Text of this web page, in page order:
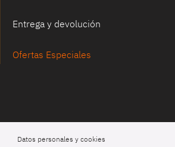
Entrega y devolución
Ofertas Especiales
Datos personales y cookies